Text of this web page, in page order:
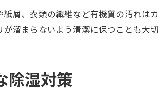
屑、衣類の繊維など有機質の汚れは
溜まらないよう清潔に保つことも大
除湿対策